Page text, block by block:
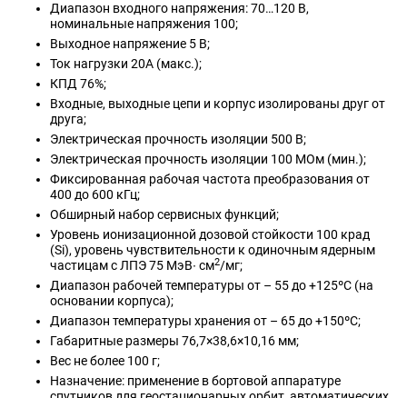
Диапазон входного напряжения: 70…120 В,
номинальные напряжения 100;
Выходное напряжение 5 В;
Ток нагрузки 20А (макс.);
КПД 76%;
Входные, выходные цепи и корпус изолированы друг от
друга;
Электрическая прочность изоляции 500 В;
Электрическая прочность изоляции 100 МОм (мин.);
Фиксированная рабочая частота преобразования от
400 до 600 кГц;
Обширный набор сервисных функций;
Уровень ионизационной дозовой стойкости 100 крад
(Si), уровень чувствительности к одиночным ядерным
частицам с ЛПЭ 75 МэВ∙ см2/мг;
Диапазон рабочей температуры от – 55 до +125ºC (на
основании корпуса);
Диапазон температуры хранения от – 65 до +150ºC;
Габаритные размеры 76,7×38,6×10,16 мм;
Вес не более 100 г;
Назначение: применение в бортовой аппаратуре